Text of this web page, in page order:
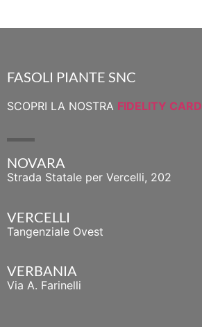
FASOLI PIANTE SNC
SCOPRI LA NOSTRA FIDELITY CARD
NOVARA
Strada Statale per Vercelli, 202
VERCELLI
Tangenziale Ovest
VERBANIA
Via A. Farinelli